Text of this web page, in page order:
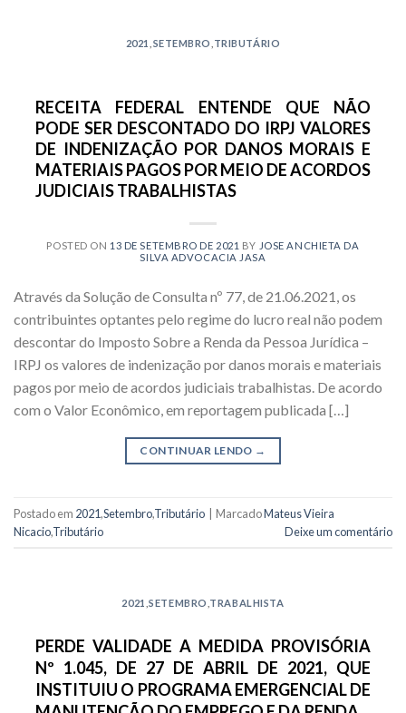
2021 SETEMBRO TRIBUTÁRIO
RECEITA FEDERAL ENTENDE QUE NÃO
PODE SER DESCONTADO DO IRPJ VALORES
DE INDENIZAÇÃO POR DANOS MORAIS E
MATERIAIS PAGOS POR MEIO DE ACORDOS
JUDICIAIS TRABALHISTAS
POSTED ON 13 DE SETEMBRO DE 2021 BY JOSE ANCHIETA DA
SILVA ADVOCACIA JASA
Através da Solução de Consulta nº 77, de 21.06.2021, os
contribuintes optantes pelo regime do lucro real não podem
descontar do Imposto Sobre a Renda da Pessoa Jurídica –
IRPJ os valores de indenização por danos morais e materiais
pagos por meio de acordos judiciais trabalhistas. De acordo
com o Valor Econômico, em reportagem publicada […]
CONTINUAR LENDO →
Postado em 2021,Setembro,Tributário MarcadoMateus Vieira
Nicacio,Tributário Deixe um comentário
2021 ,SETEMBRO TRABALHISTA
PERDE VALIDADE A MEDIDA PROVISÓRIA
Nº 1.045, DE 27 DE ABRIL DE 2021, QUE
INSTITUIU O PROGRAMA EMERGENCIAL DE